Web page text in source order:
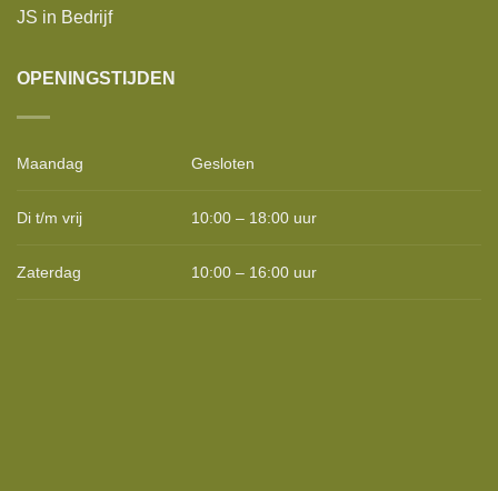
JS in Bedrijf
OPENINGSTIJDEN
Maandag Gesloten
Di t/m vrij 10:00 – 18:00 uur
Zaterdag 10:00 – 16:00 uur